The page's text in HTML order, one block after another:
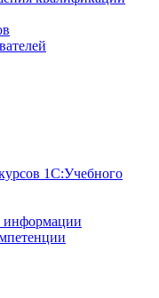
1С:Учебного
информации